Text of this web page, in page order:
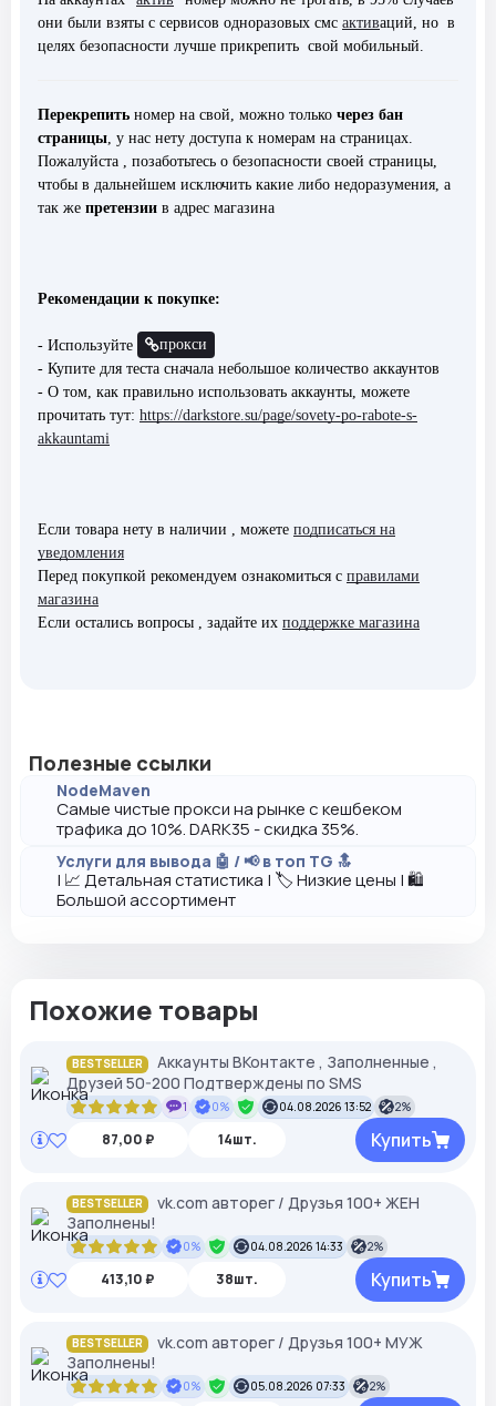
они были взяты с сервисов одноразовых смс активаций, но в
целях безопасности лучше прикрепить свой мобильный.
Перекрепить номер на свой, можно только через бан
страницы, у нас нету доступа к номерам на страницах.
Пожалуйста , позаботьтесь о безопасности своей страницы,
чтобы в дальнейшем исключить какие либо недоразумения, а
так же претензии в адрес магазина
Рекомендации к покупке:
- Используйте
прокси
- Купите для теста сначала небольшое количество аккаунтов
- О том, как правильно использовать аккаунты, можете
прочитать тут: https://darkstore.su/page/sovety-po-rabote-s-
akkauntami
Если товара нету в наличии , можете подписаться на
уведомления
Перед покупкой рекомендуем ознакомиться с правилами
магазина
Если остались вопросы , задайте их поддержке магазина
Полезные ссылки
NodeMaven
Самые чистые прокси на рынке с кешбеком
трафика до 10%. DARK35 - скидка 35%.
Услуги для вывода 🤖 / 📢 в топ TG 🔝
| 📈 Детальная статистика | 🏷️ Низкие цены | 🛍️
Большой ассортимент
Похожие товары
BESTSELLER
Аккаунты ВКонтакте , Заполненные ,
Друзей 50-200 Подтверждены по SMS
1 0% 04.08.2026 13:52 2%
87,00 ₽ 14шт. Купить
BESTSELLER
vk.com авторег / Друзья 100+ ЖЕН
Заполнены!
0% 04.08.2026 14:33 2%
413,10 ₽ 38шт. Купить
BESTSELLER
vk.com авторег / Друзья 100+ МУЖ
Заполнены!
0% 05.08.2026 07:33 2%